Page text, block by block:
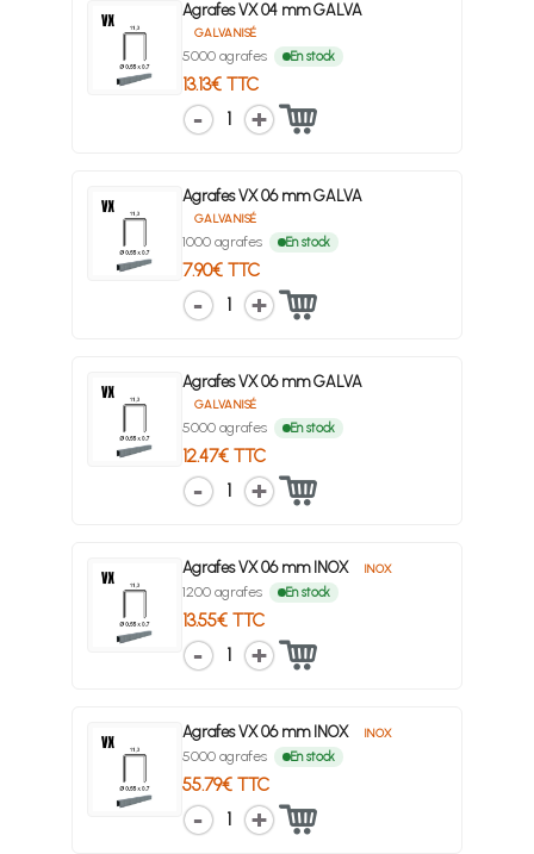
Agrafes VX 04 mm GALVA
GALVANISÉ
5000 agrafes En stock
13.13€ TTC
1
Agrafes VX 06 mm GALVA
GALVANISÉ
1000 agrafes En stock
7.90€ TTC
1
Agrafes VX 06 mm GALVA
GALVANISÉ
5000 agrafes En stock
12.47€ TTC
1
Agrafes VX 06 mm INOX INOX
1200 agrafes En stock
13.55€ TTC
1
Agrafes VX 06 mm INOX INOX
5000 agrafes En stock
55.79€ TTC
1